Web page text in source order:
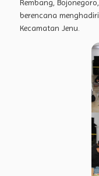
Rembang,
berencana
Kecamatan Jenu.